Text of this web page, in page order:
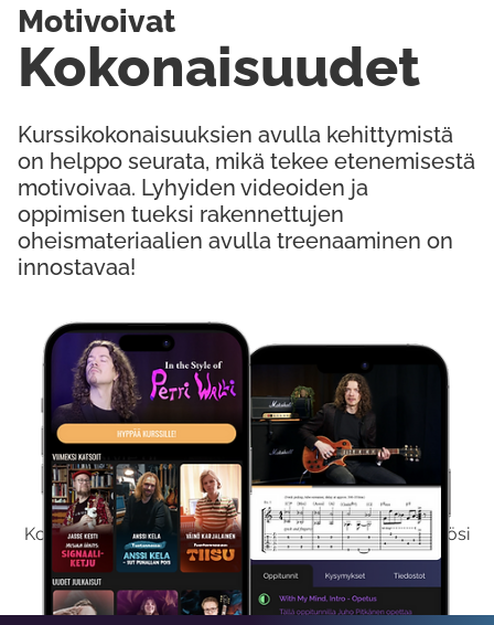
Kokeile Ilmaiseksi
Kokeilemalla ilmaiseksi saat koko sisältömme käyttöösi
viikon ajaksi.
Kurssikokonaisuuksien avulla kehittymistä
on helppo seurata, mikä tekee etenemisestä
motivoivaa. Lyhyiden videoiden ja
oppimisen tueksi rakennettujen
oheismateriaalien avulla treenaaminen on
innostavaa!
Kokonaisuudet
Motivoivat